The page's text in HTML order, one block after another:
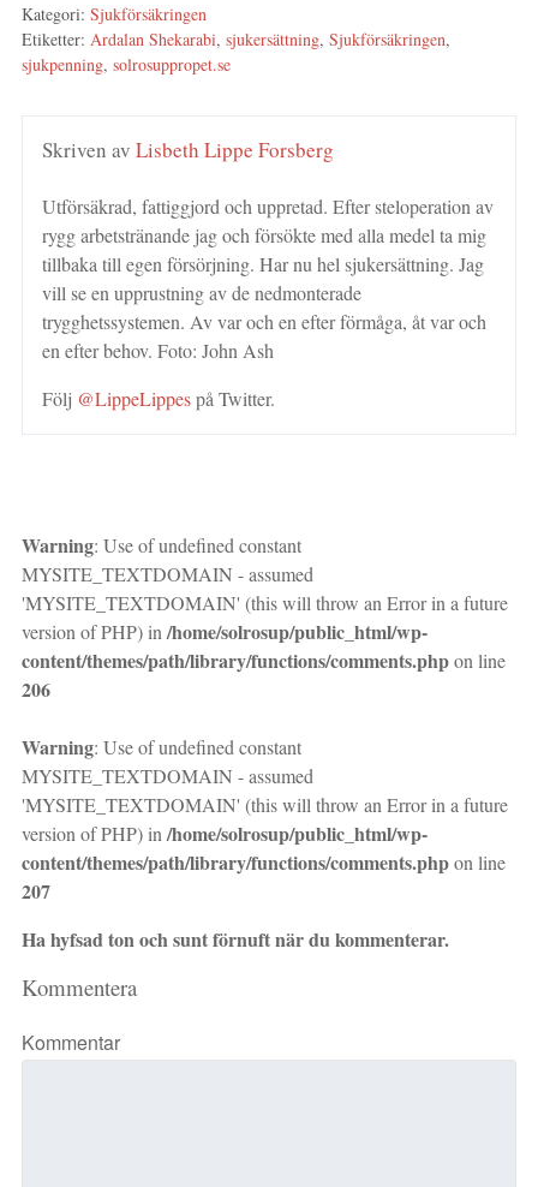
Kategori: Sjukförsäkringen
Etiketter: Ardalan Shekarabi, sjukersättning, Sjukförsäkringen,
sjukpenning, solrosuppropet.se
Skriven avLisbeth Lippe Forsberg
Utförsäkrad, fattiggjord och uppretad. Efter steloperation av
rygg arbetstränande jag och försökte med alla medel ta mig
tillbaka till egen försörjning. Har nu hel sjukersättning. Jag
vill se en upprustning av de nedmonterade
trygghetssystemen. Av var och en efter förmåga, åt var och
en efter behov. Foto: John Ash
Följ @LippeLippespå Twitter.
Warning: Use of undefined constant
MYSITE_TEXTDOMAIN - assumed
'MYSITE_TEXTDOMAIN' (this will throw an Error in a future
version of PHP) in /home/solrosup/public_html/wp-
content/themes/path/library/functions/comments.phpon line
206
Warning: Use of undefined constant
MYSITE_TEXTDOMAIN - assumed
'MYSITE_TEXTDOMAIN' (this will throw an Error in a future
version of PHP) in /home/solrosup/public_html/wp-
content/themes/path/library/functions/comments.phpon line
207
Ha hyfsad ton och sunt förnuft när du kommenterar.
Kommentera
Kommentar